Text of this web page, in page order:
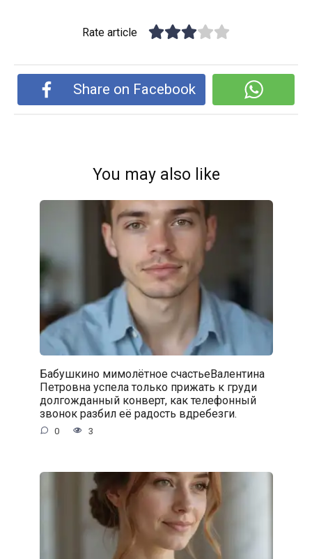
Rate article
Share on Facebook
You may also like
Бабушкино мимолётное счастьеВалентина
Петровна успела только прижать к груди
долгожданный конверт, как телефонный
звонок разбил её радость вдребезги.
0 3